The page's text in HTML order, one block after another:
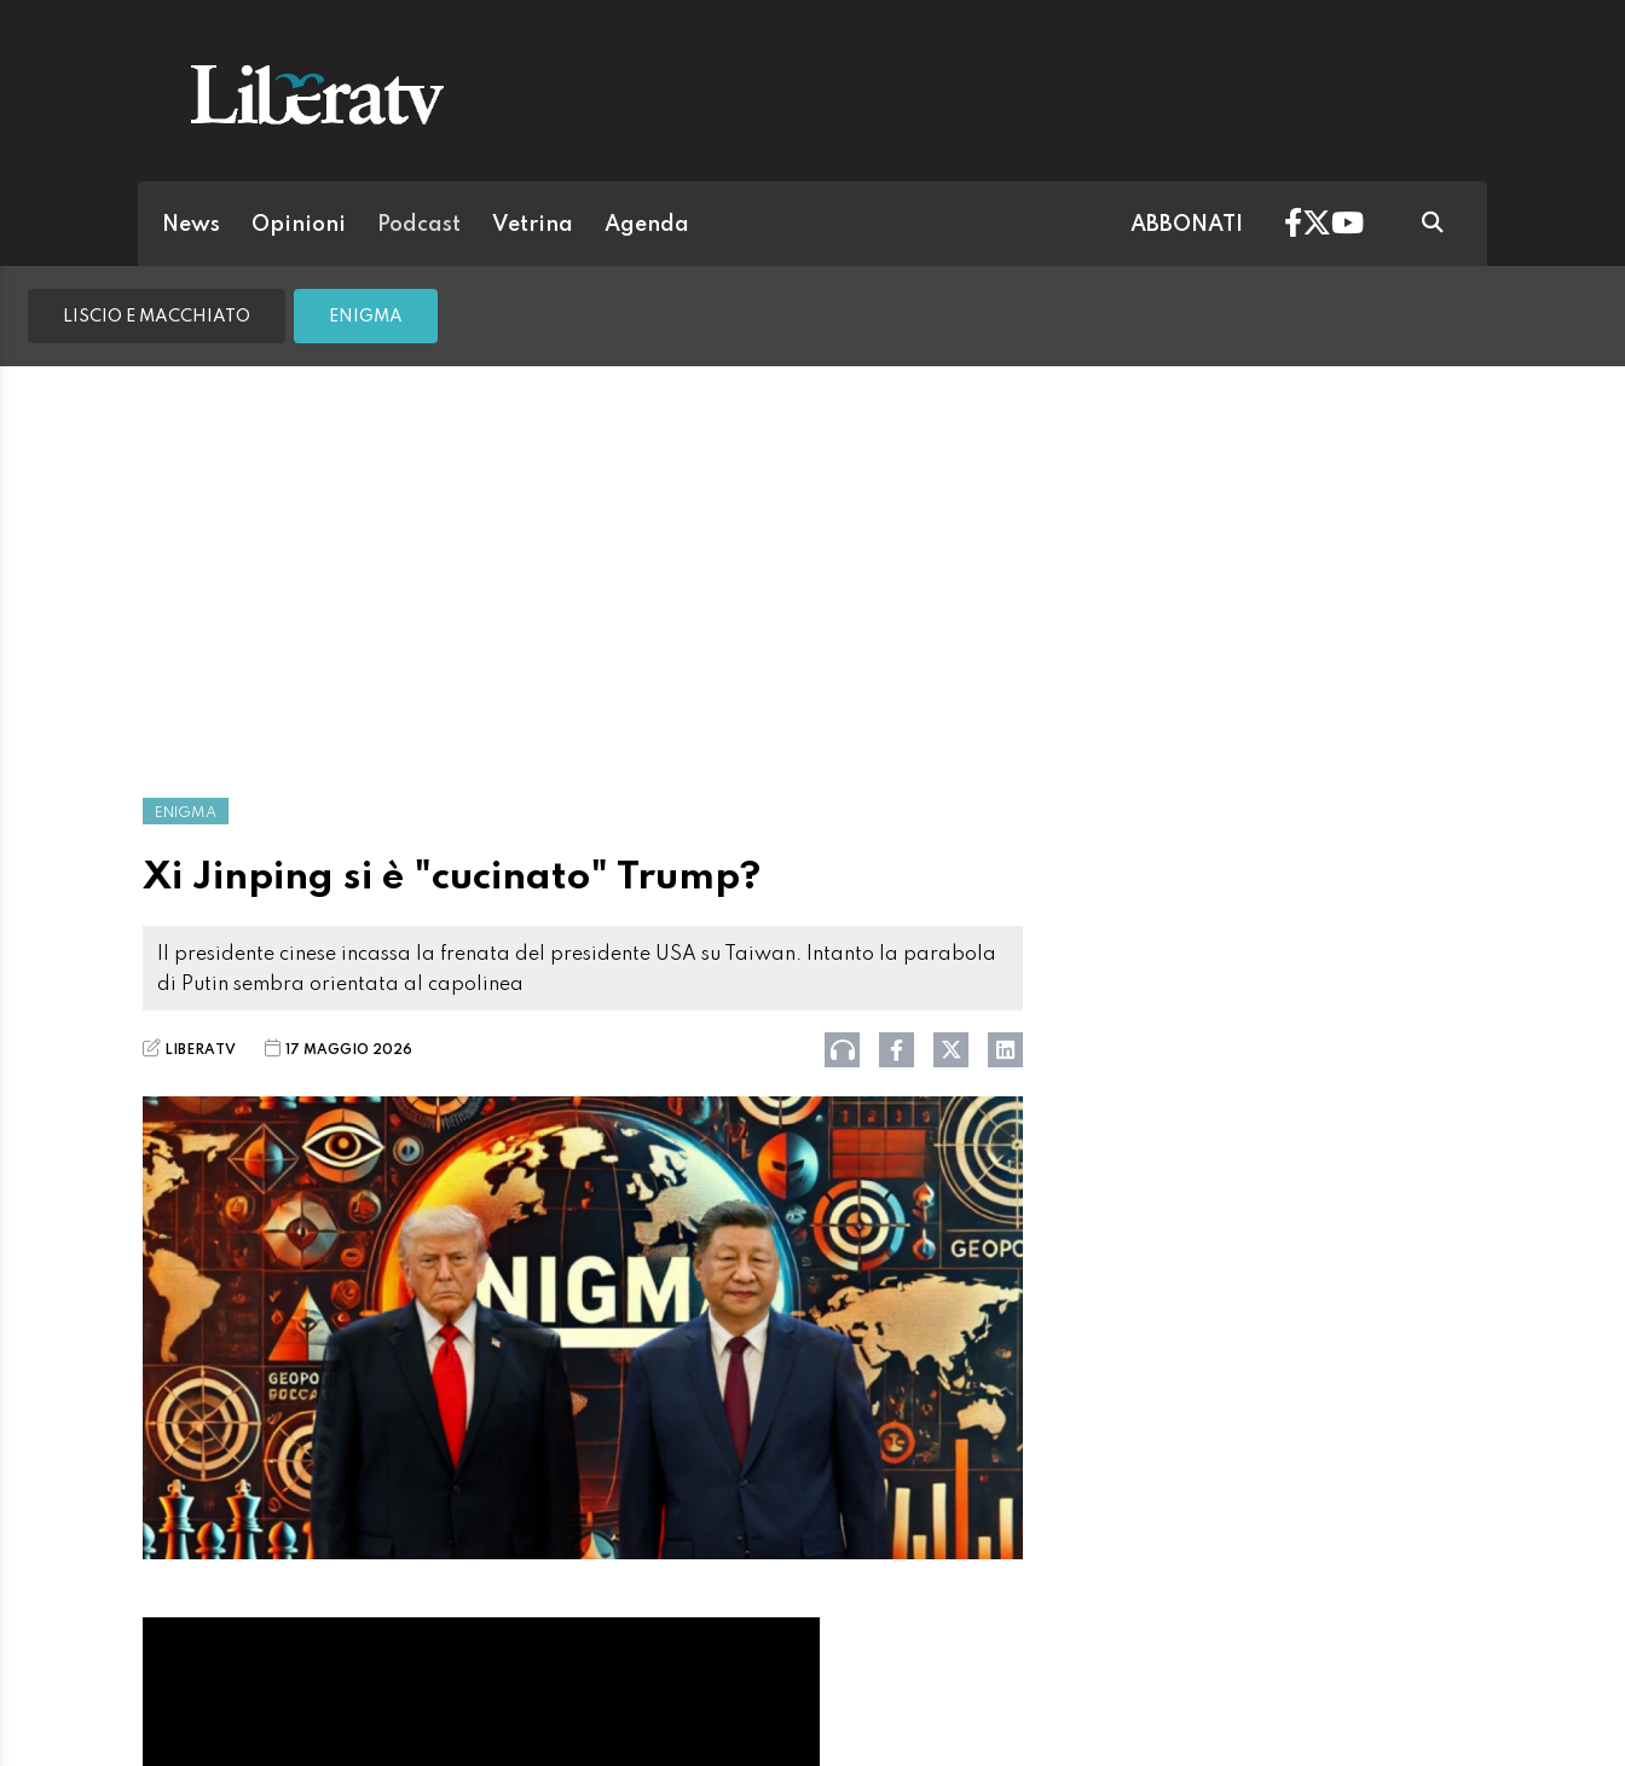
News Opinioni Podcast Vetrina Agenda ABBONATI
LISCIO E MACCHIATO ENIGMA
ENIGMA
Xi Jinping si è "cucinato" Trump?
Il presidente cinese incassa la frenata del presidente USA su Taiwan. Intanto la parabola
di Putin sembra orientata al capolinea
LIBERATV 17 MAGGIO 2026